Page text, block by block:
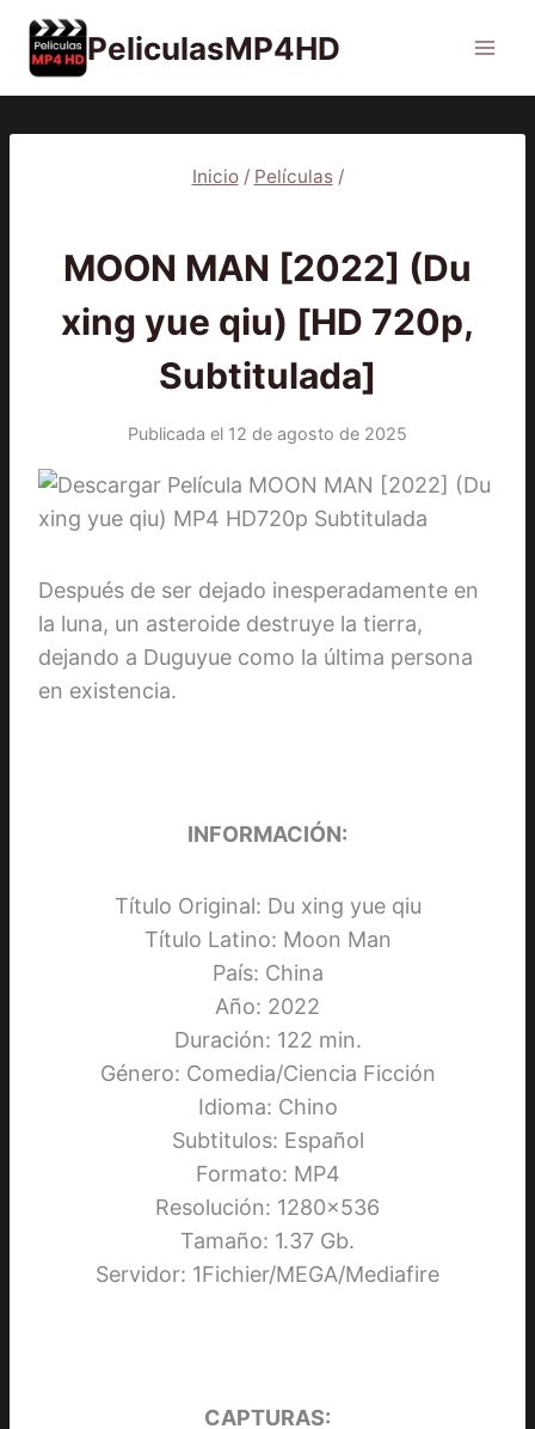
Saltar
contenido
PeliculasMP4HD
Inicio / Películas /
MOON MAN [2022] (Du
xing yue qiu) [HD 720p,
Subtitulada]
Publicada el 12 de agosto de 2025
Después de ser dejado inesperadamente en
la luna, un asteroide destruye la tierra,
dejando a Duguyue como la última persona
en existencia.
INFORMACIÓN:
Título Original: Du xing yue qiu
Título Latino: Moon Man
País: China
Año: 2022
Duración: 122 min.
Género: Comedia/Ciencia Ficción
Idioma: Chino
Subtitulos: Español
Formato: MP4
Resolución: 1280×536
Tamaño: 1.37 Gb.
Servidor: 1Fichier/MEGA/Mediafire
CAPTURAS: